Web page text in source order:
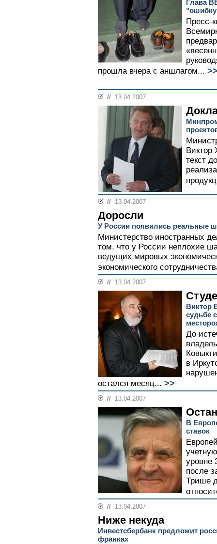
Глава
Пресс-
прошла вчера с аншлагом...
// 13.04.2007
Виктор
текст
// 13.04.2007
Доросли
У России появились реальные
Министерство иностранных
том, что у России неплохие
ведущих мировых
экономического
// 13.04.2007
Виктор
судьбе
До
в
остался месяц... >>
// 13.04.2007
В
ставок
уровне
после
Трише
// 13.04.2007
Ниже некуда
Инвестсбербанк предложит
франках